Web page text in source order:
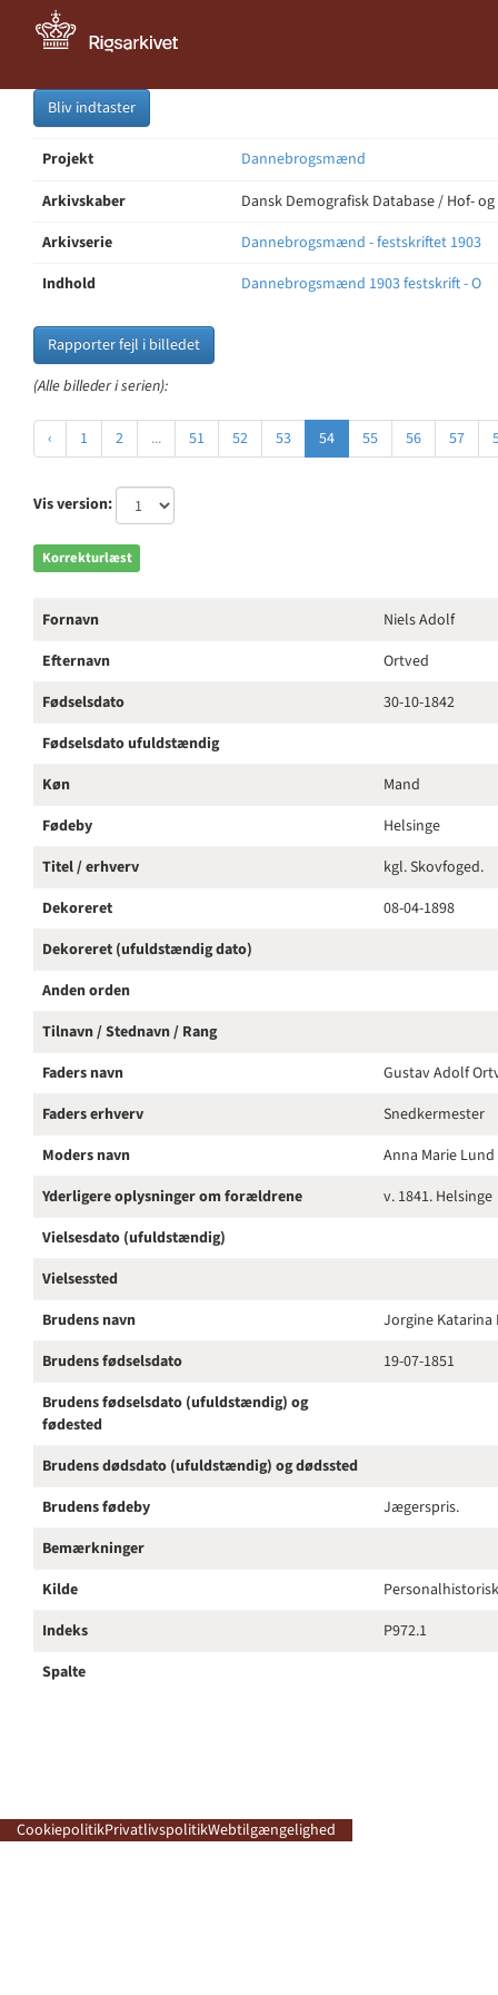
Bliv indtaster
Projekt
Dannebrogsmænd
Arkivskaber
Dansk Demografisk Database / Hof-
Arkivserie
Dannebrogsmænd - festskriftet 1903
Indhold
Dannebrogsmænd 1903 festskrift - O
Rapporter fejl i billedet
(Alle billeder i serien):
‹ 1 2 ... 51 52 53 54 55 56 57
Vis version:
Korrekturlæst
Fornavn
Niels Adolf
Efternavn
Ortved
Fødselsdato
30-10-1842
Fødselsdato ufuldstændig
Køn
Mand
Fødeby
Helsinge
Titel / erhverv
kgl. Skovfoged.
Dekoreret
08-04-1898
Dekoreret (ufuldstændig dato)
Anden orden
Tilnavn / Stednavn / Rang
Faders navn
Gustav Adolf
Faders erhverv
Snedkermester
Moders navn
Anna Marie Lund
Yderligere oplysninger om forældrene
v. 1841. Helsinge
Vielsesdato (ufuldstændig)
Vielsessted
Brudens navn
Jorgine Katarina
Brudens fødselsdato
19-07-1851
Brudens fødselsdato (ufuldstændig) og
fødested
Brudens dødsdato (ufuldstændig) og dødssted
Brudens fødeby
Jægerspris.
Bemærkninger
Kilde
Indeks
P972.1
Spalte
CookiepolitikPrivatlivspolitikWebtilgængelighed